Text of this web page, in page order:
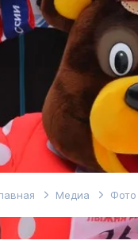
Медиа Фото